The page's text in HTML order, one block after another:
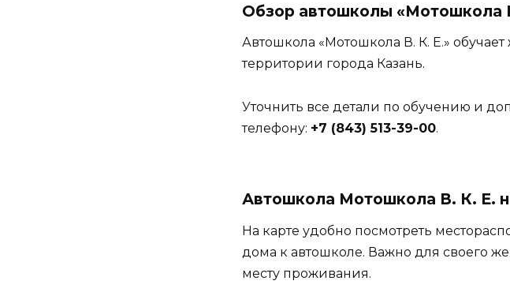
Обзор автошколы «Мотошкола
Автошкола «Мотошкола В. К. Е.»
территории города Казань.
Уточнить все детали по обучению и
телефону: +7 (843) 513-39-00.
Автошкола Мотошкола В. К. Е.
На карте удобно посмотреть
дома к автошколе. Важно для своего
месту проживания.